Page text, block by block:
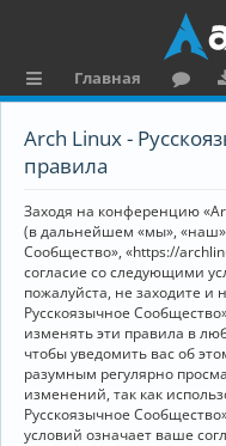
ы
к
и
Главная
ру
и
Arch Linux -
правила
Заходя на конференцию
(в дальнейшем «мы»,
Сообщество», «https://
согласие со следующими
пожалуйста, не заходите и
Русскоязычное
изменять эти правила в
чтобы уведомить вас об
разумным регулярно
изменений, так как
Русскоязычное
условий означает ваше